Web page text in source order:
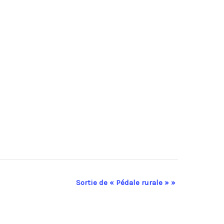
Sortie de « Pédale rurale » »